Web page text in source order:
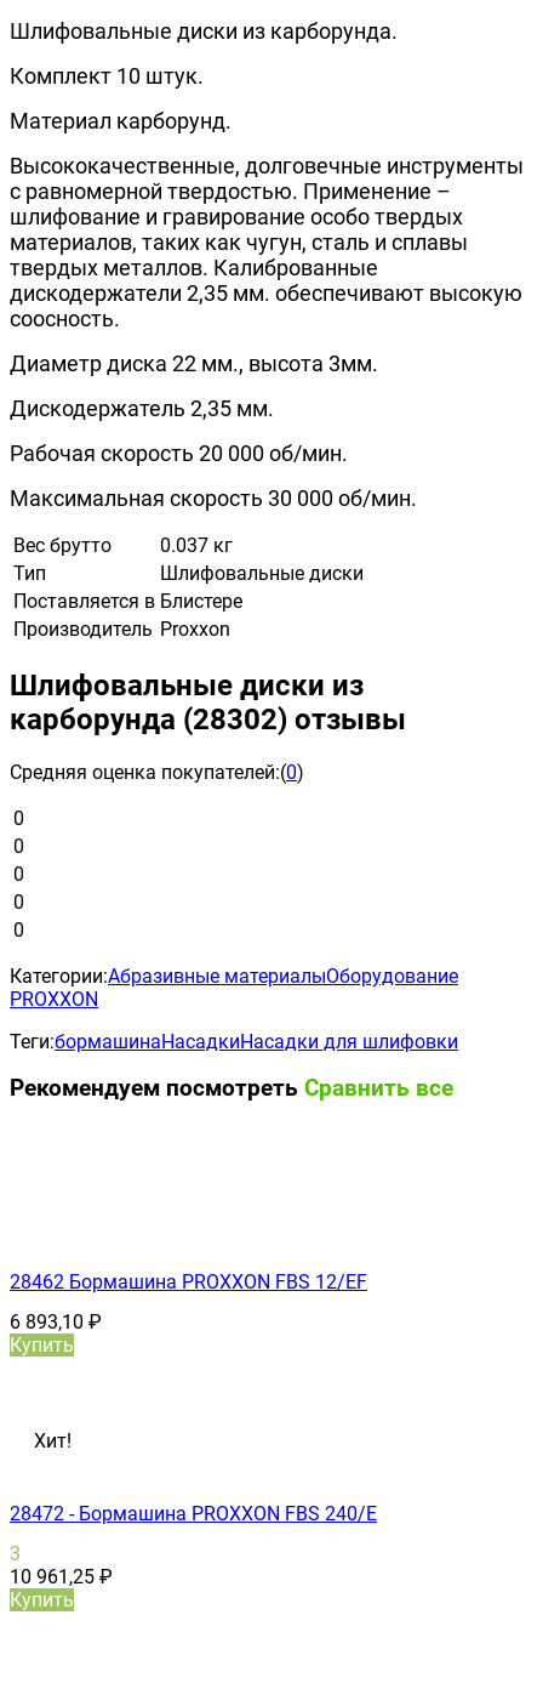
Шлифовальные диски из карборунда.
Комплект 10 штук.
Материал карборунд.
Высококачественные, долговечные инструменты
с равномерной твердостью. Применение –
шлифование и гравирование особо твердых
материалов, таких как чугун, сталь и сплавы
твердых металлов. Калиброванные
дискодержатели 2,35 мм. обеспечивают высокую
соосность.
Диаметр диска 22 мм., высота 3мм.
Дискодержатель 2,35 мм.
Рабочая скорость 20 000 об/мин.
Максимальная скорость 30 000 об/мин.
Вес брутто
0.037 кг
Тип
Шлифовальные диски
Поставляется в Блистере
Производитель Proxxon
Шлифовальные диски из
карборунда (28302) отзывы
Средняя оценка покупателей:(0)
0
0
0
0
0
Категории:Абразивные материалыОборудование
PROXXON
Теги:бормашинаНасадкиНасадки для шлифовки
Рекомендуем посмотреть Сравнить все
28462 Бормашина PROXXON FBS 12/ЕF
6 893,10 ₽
Купить
Хит!
28472 - Бормашина PROXXON FBS 240/Е
3
10 961,25 ₽
Купить